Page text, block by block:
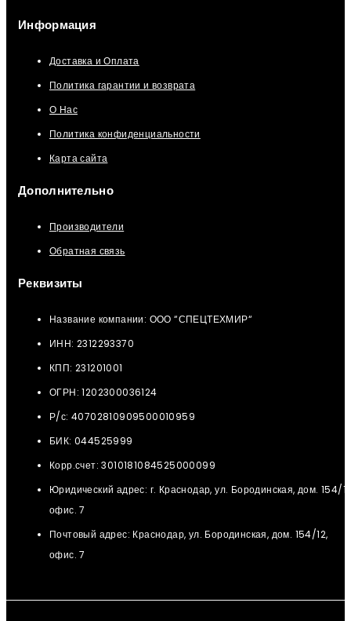
Информация
Доставка и Оплата
Политика гарантии и возврата
О Нас
Политика конфиденциальности
Карта сайта
Дополнительно
Производители
Обратная связь
Реквизиты
Название компании: ООО “СПЕЦТЕХМИР“
ИНН: 2312293370
КПП: 231201001
ОГРН: 1202300036124
Р/с: 40702810909500010959
БИК: 044525999
Корр.счет: 3010181084525000099
Юридический адрес: г. Краснодар, ул. Бородинская, дом. 154/
офис. 7
Почтовый адрес: Краснодар, ул. Бородинская, дом. 154/12,
офис. 7